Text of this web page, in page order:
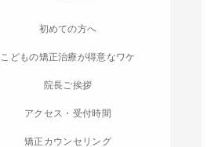
初めての方へ
こどもの矯正治療が得意なワケ
院長ご挨拶
アクセス・受付時間
矯正カウンセリング